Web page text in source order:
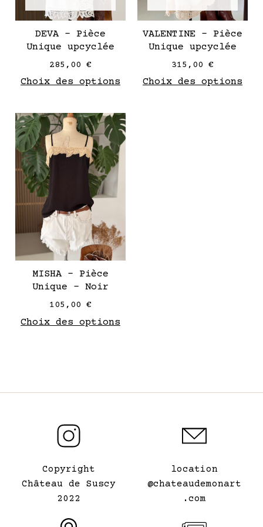
DEVA – Pièce
Unique upcyclée
285,00 €
Choix des options
choisies
produit
VALENTINE – Pièce
Unique upcyclée
315,00 €
Choix des options
MISHA – Pièce
Unique – Noir
105,00 €
Choix des options
Ce
produit
a
être
produit
Copyright
Château de Suscy
2022
location
@chateaudemonart
.com